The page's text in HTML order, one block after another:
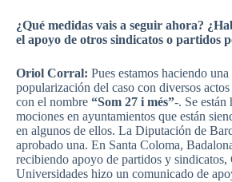
¿Qué medidas vais a seguir ahora?
el apoyo de otros sindicatos o partidos
Oriol Corral: Pues estamos haciendo
popularización del caso con diversos actos
con el nombre “Som 27 i més”-. Se están
mociones en ayuntamientos que están
en algunos de ellos. La Diputación de
aprobado una. En Santa Coloma,
recibiendo apoyo de partidos y
Universidades hizo un comunicado de